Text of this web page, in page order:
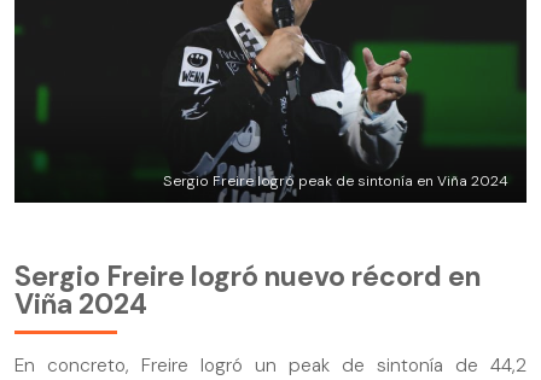
Sergio Freire logró peak de sintonía en Viña 2024
Sergio Freire logró nuevo récord en
Viña 2024
En concreto, Freire logró un peak de sintonía de 44,2